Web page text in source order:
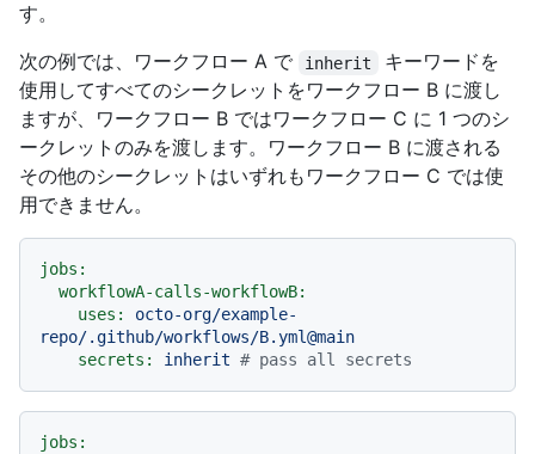
す。
次の例では、ワークフロー A で
inherit
キーワードを
使用してすべてのシークレットをワークフロー B に渡し
ますが、ワークフロー B ではワークフロー C に 1 つのシ
ークレットのみを渡します。ワークフロー B に渡される
その他のシークレットはいずれもワークフロー C では使
用できません。
jobs:
workflowA-calls-workflowB:
uses:
octo-org/example-
repo/.github/workflows/B.yml@main
secrets:
inherit # pass all secrets
jobs: